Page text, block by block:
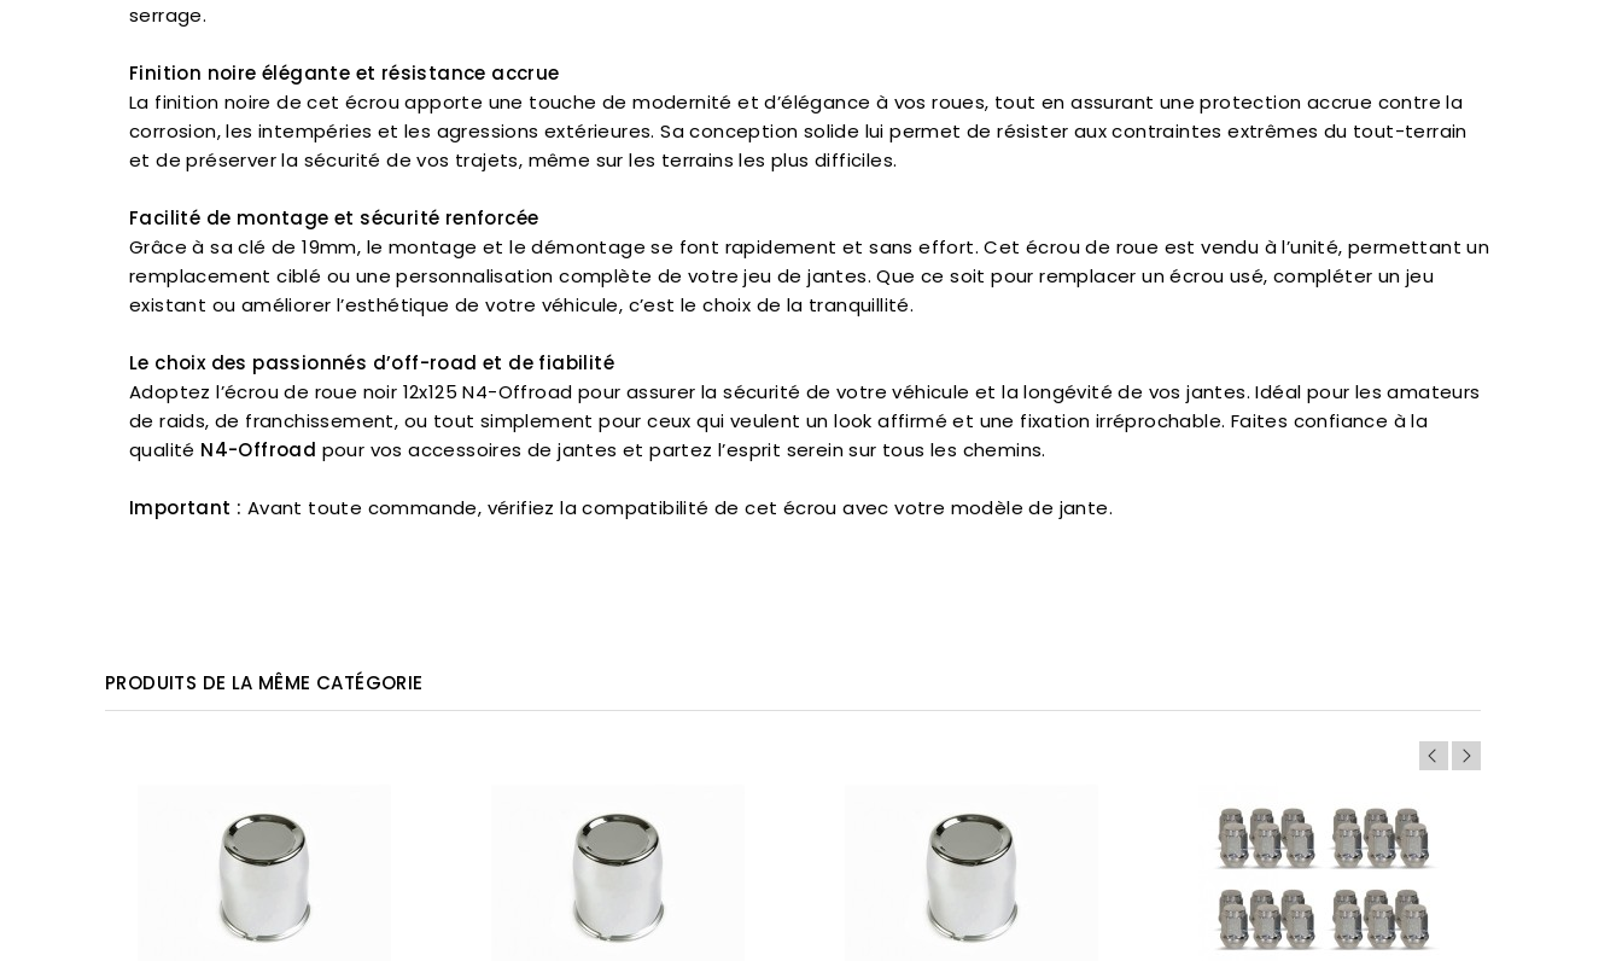
serrage.
Finition noire élégante et résistance accrue
La finition noire de cet écrou apporte une touche de modernité et d’élégance à vos roues, tout en assurant une protection accrue contre la
corrosion, les intempéries et les agressions extérieures. Sa conception solide lui permet de résister aux contraintes extrêmes du tout-terrain
et de préserver la sécurité de vos trajets, même sur les terrains les plus difficiles.
Facilité de montage et sécurité renforcée
Grâce à sa clé de 19mm, le montage et le démontage se font rapidement et sans effort. Cet écrou de roue est vendu à l’unité, permettant un
remplacement ciblé ou une personnalisation complète de votre jeu de jantes. Que ce soit pour remplacer un écrou usé, compléter un jeu
existant ou améliorer l’esthétique de votre véhicule, c’est le choix de la tranquillité.
Le choix des passionnés d’off-road et de fiabilité
Adoptez l’écrou de roue noir 12x125 N4-Offroad pour assurer la sécurité de votre véhicule et la longévité de vos jantes. Idéal pour les amateurs
de raids, de franchissement, ou tout simplement pour ceux qui veulent un look affirmé et une fixation irréprochable. Faites confiance à la
qualité N4-Offroad pour vos accessoires de jantes et partez l’esprit serein sur tous les chemins.
Important : Avant toute commande, vérifiez la compatibilité de cet écrou avec votre modèle de jante.
PRODUITS DE LA MÊME CATÉGORIE